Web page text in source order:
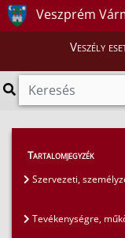
Veszprém
Veszély
Közérdekű adatok
Tevékenységre,
Tartalomjegyzék
Szervezeti,
Tevékenységre,